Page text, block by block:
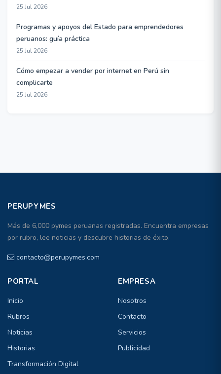
25 Jul 2026
Programas y apoyos del Estado para emprendedores
peruanos: guía práctica
25 Jul 2026
Cómo empezar a vender por internet en Perú sin
complicarte
25 Jul 2026
PERUPYMES
Más de 6,000 pymes peruanas registradas. Encuentra empresas
por rubro, lee noticias y descubre historias de éxito.
contacto@perupymes.com
PORTAL
Inicio
Rubros
Noticias
Historias
Transformación Digital
EMPRESA
Nosotros
Contacto
Servicios
Publicidad